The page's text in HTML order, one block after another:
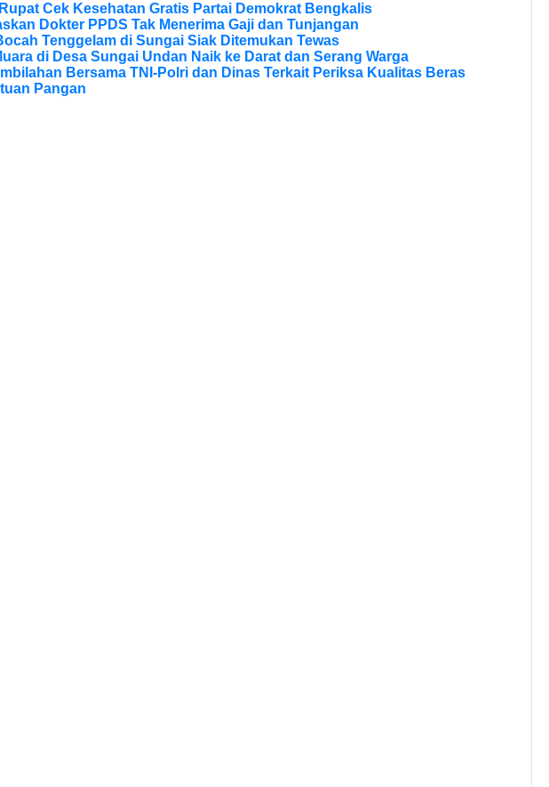
Cek Kesehatan Gratis Partai Demokrat Bengkalis
Dokter PPDS Tak Menerima Gaji dan Tunjangan
Tenggelam di Sungai Siak Ditemukan Tewas
di Desa Sungai Undan Naik ke Darat dan Serang Warga
Bersama TNI-Polri dan Dinas Terkait Periksa Kualitas Beras
Pangan